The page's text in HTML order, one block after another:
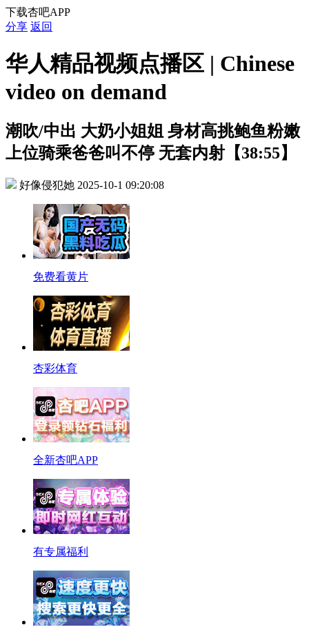
下载杏吧APP
分享 返回
华人精品视频点播区 | Chinese
video on demand
潮吹/中出 大奶小姐姐 身材高挑鲍鱼粉嫩
上位骑乘爸爸叫不停 无套内射【38:55】
好像侵犯她 2025-10-1 09:20:08
免费看黄片
杏彩体育
全新杏吧APP
有专属福利